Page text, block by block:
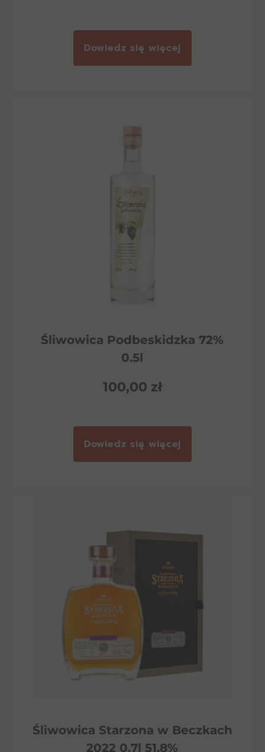
Dowiedz się więcej
Śliwowica Podbeskidzka 72%
0.5l
100,00 zł
Dowiedz się więcej
Śliwowica Starzona w Beczkach
2022 0,7l 51,8%